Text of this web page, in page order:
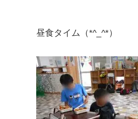
昼食タイム（*^_^*）